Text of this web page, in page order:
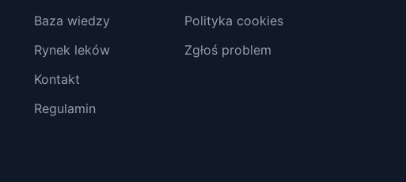
Baza wiedzy
Rynek leków
Kontakt
Regulamin
Polityka cookies
Zgłoś problem